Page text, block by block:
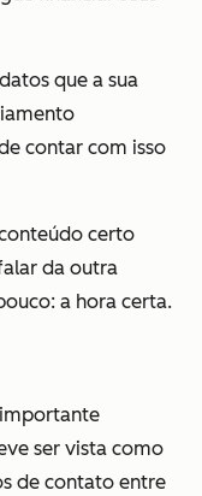
que a sua
contar com isso
certo
da outra
a hora certa.
ser vista como
de contato entre